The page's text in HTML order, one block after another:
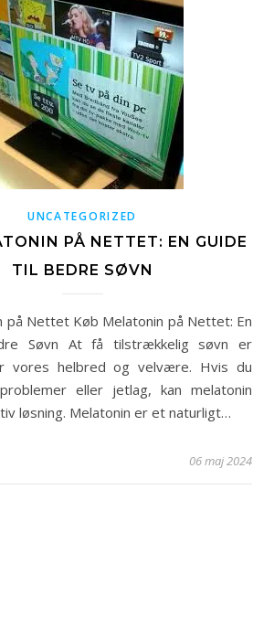
UNCATEGORIZED
PÅ NETTET: EN GUIDE
TIL BEDRE SØVN
på Nettet Køb Melatonin på Nettet: En
Søvn At få tilstrækkelig søvn er
vores helbred og velvære. Hvis du
eller jetlag, kan melatonin
løsning. Melatonin er et naturligt…
06 maj 2024